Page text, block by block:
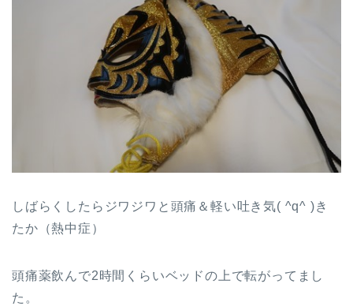
しばらくしたらジワジワと頭痛＆軽い吐き気( ^q^ )き
たか（熱中症）
頭痛薬飲んで2時間くらいベッドの上で転がってまし
た。